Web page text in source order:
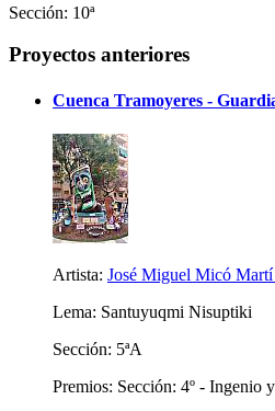
Sección: 10ª
Proyectos anteriores
Cuenca Tramoyeres -
Artista: José Miguel Micó
Lema: Santuyuqmi Nisuptiki
Sección: 5ªA
Premios: Sección: 4º - Ingenio